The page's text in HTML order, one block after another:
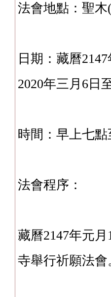
法會地點：聖
日期：藏曆
2020年三月6日
時間：早上七點
法會程序：
藏曆2147年元
寺舉行祈願法會